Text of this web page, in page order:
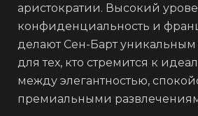
аристократии. Высокий
конфиденциальность и
делают Сен-Барт
для тех, кто стремится к
между элегантностью,
премиальными